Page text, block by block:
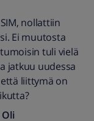
nollattiin
Ei muutosta
tuli vielä
jatkuu uudessa
liittymä on